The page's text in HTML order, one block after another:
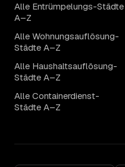
Alle Entrümpelungs-Städte
A–Z
Alle Wohnungsauflösung-
Städte A–Z
Alle Haushaltsauflösung-
Städte A–Z
Alle Containerdienst-
Städte A–Z